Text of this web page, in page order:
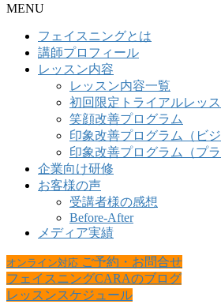
MENU
フェイスニングとは
講師プロフィール
レッスン内容
レッスン内容一覧
初回限定トライアルレッ
笑顔改善プログラム
印象改善プログラム（ビジ
印象改善プログラム（プラ
企業向け研修
お客様の声
受講者様の感想
Before-After
メディア実績
オンライン対応 ご予約・お問合せ
フェイスニングCARAのブログ
レッスンスケジュール